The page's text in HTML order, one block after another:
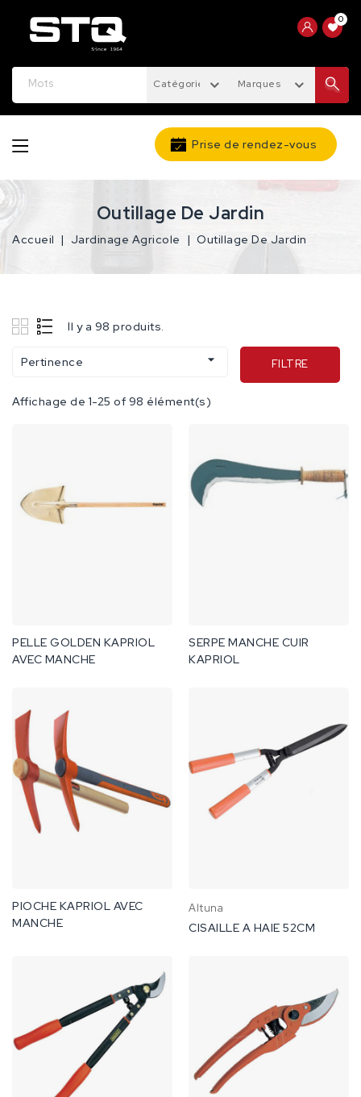
0
Catégories Marques
Prise de rendez-vous
Outillage De Jardin
Accueil Jardinage Agricole Outillage De Jardin
Il y a 98 produits.
Pertinence  FILTRE
Affichage de 1-25 of 98 élément(s)
PELLE GOLDEN KAPRIOL
AVEC MANCHE
SERPE MANCHE CUIR
KAPRIOL
PIOCHE KAPRIOL AVEC
MANCHE
Altuna
CISAILLE A HAIE 52CM